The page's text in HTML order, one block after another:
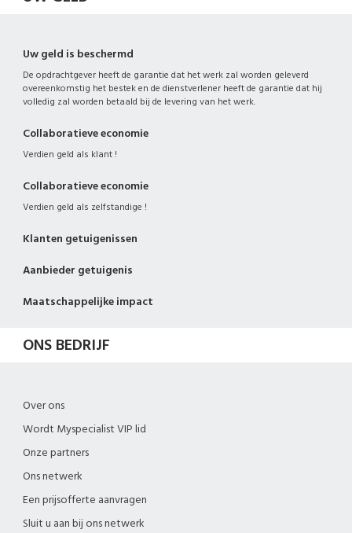
Uw geld is beschermd
De opdrachtgever heeft de garantie dat het werk zal worden geleverd
overeenkomstig het bestek en de dienstverlener heeft de garantie dat hij
volledig zal worden betaald bij de levering van het werk.
Collaboratieve economie
Verdien geld als klant !
Collaboratieve economie
Verdien geld als zelfstandige !
Klanten getuigenissen
Aanbieder getuigenis
Maatschappelijke impact
ONS BEDRIJF
Over ons
Wordt Myspecialist VIP lid
Onze partners
Ons netwerk
Een prijsofferte aanvragen
Sluit u aan bij ons netwerk